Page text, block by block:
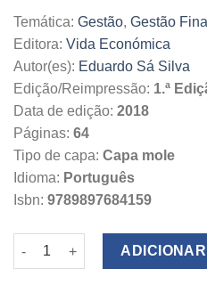
6.90€.6.21€.
Temática: Gestão, Gestão
Editora: Vida Económica
Autor(es): Eduardo Sá Silva
Edição/Reimpressão: 1.ª
Data de edição: 2018
Páginas: 64
Tipo de capa: Capa mole
Idioma: Português
Isbn: 9789897684159
Quantidade de Derivados e
ADICIONAR